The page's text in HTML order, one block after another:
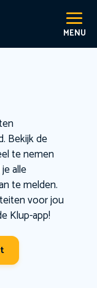
Bekijk de
te nemen
alle
te melden.
voor jou
Klup-app!